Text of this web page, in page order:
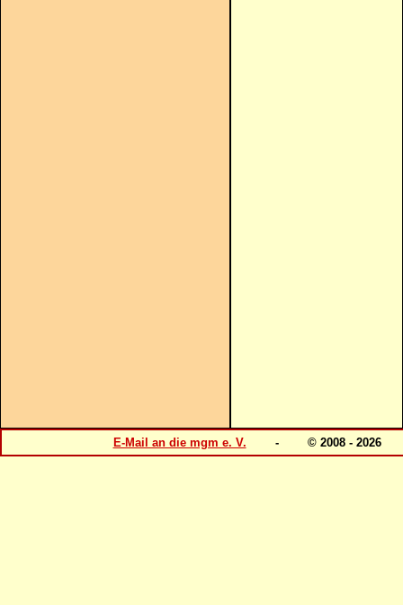
E-Mail an die mgm e. V. - © 2008 -